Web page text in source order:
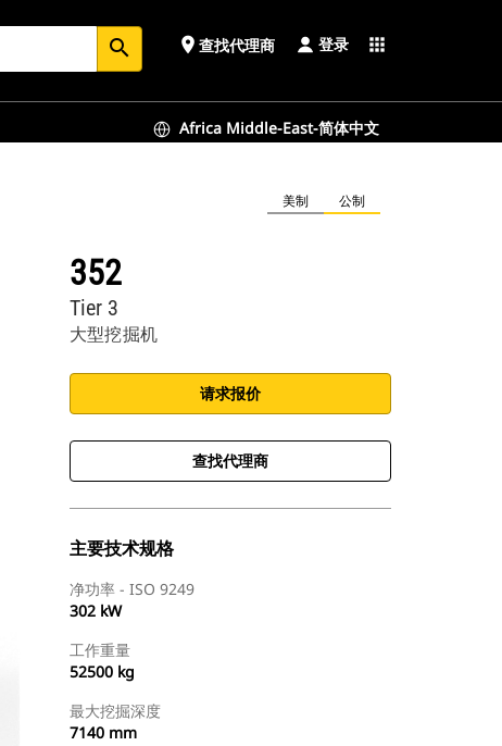
search place 查找代理商 登录 apps
Africa Middle-East-简体中文
美制 公制
352
大型挖掘机
Tier 3
请求报价
查找代理商
主要技术规格
净功率 - ISO 9249
302 kW
工作重量
52500 kg
最大挖掘深度
7140 mm